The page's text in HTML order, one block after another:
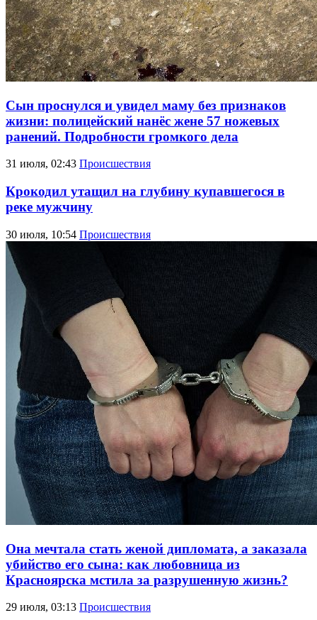
Сын проснулся и увидел маму без признаков
жизни: полицейский нанёс жене 57 ножевых
ранений. Подробности громкого дела
31 июля, 02:43 Происшествия
Крокодил утащил на глубину купавшегося в
реке мужчину
30 июля, 10:54 Происшествия
Она мечтала стать женой дипломата, а заказала
убийство его сына: как любовница из
Красноярска мстила за разрушенную жизнь?
29 июля, 03:13 Происшествия